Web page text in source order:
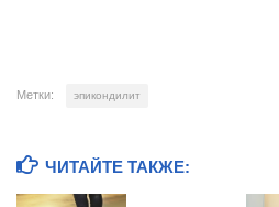
Метки: эпикондилит
ЧИТАЙТЕ ТАКЖЕ: